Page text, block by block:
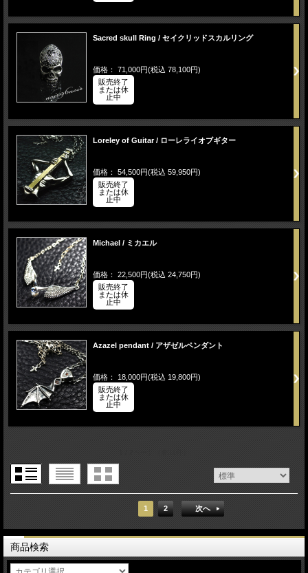
Sacred skull Ring / セイクリッドスカルリング
価格： 71,000円(税込 78,100円)
販売終了
または休
止中
Loreley of Guitar / ローレライオブギター
価格： 54,500円(税込 59,950円)
販売終了
または休
止中
Michael / ミカエル
価格： 22,500円(税込 24,750円)
販売終了
または休
止中
Azazel pendant / アザゼルペンダント
価格： 18,000円(税込 19,800円)
販売終了
または休
止中
1 2 次へ
商品検索